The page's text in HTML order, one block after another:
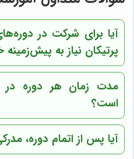
آیا برای شرکت در
پرتیکان نیاز به
مدت زمان هر دوره در
است؟
آیا پس از اتمام دوره،